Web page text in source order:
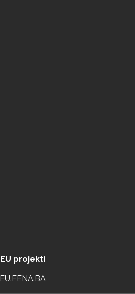
EU projekti
EU.FENA.BA